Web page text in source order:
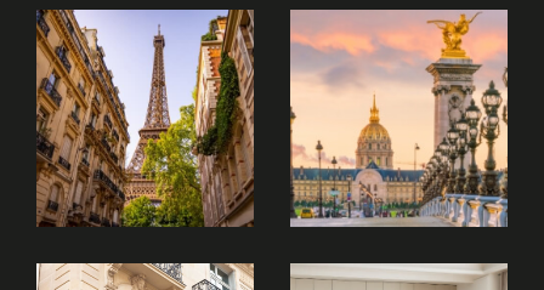
Achat immobilier
L’achat d’un bien est une étape importante qui
demande une parfaite maîtrise du marché. À
travers nosannonces immobilières à Paris
18,nous vous proposons une sélection de biens
atypiques, et investissements locatifs.